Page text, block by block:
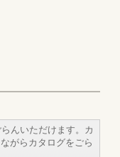
んいただけます。カ
がらカタログをごら